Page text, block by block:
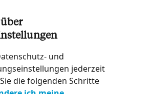
und
jederzeit
die folgenden Schritte